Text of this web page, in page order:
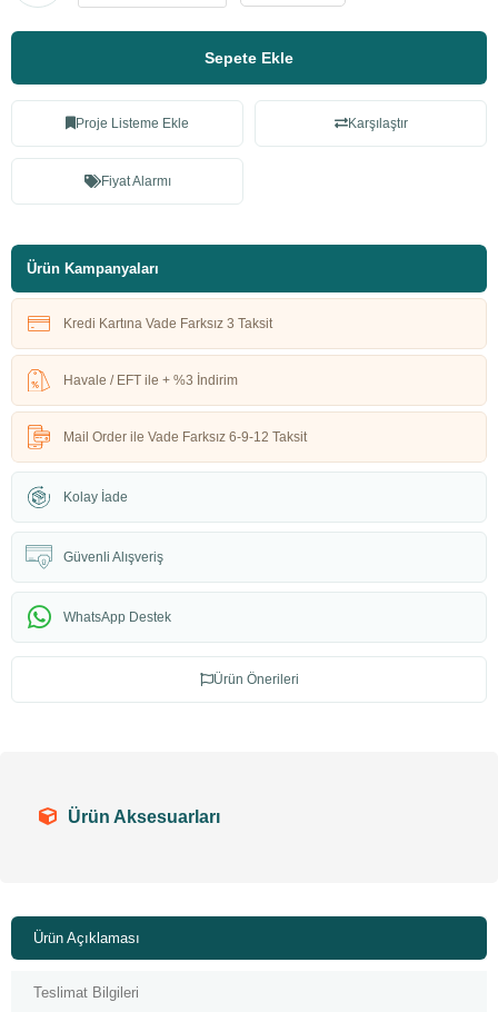
Sepete Ekle
Proje Listeme Ekle Karşılaştır
Fiyat Alarmı
Ürün Kampanyaları
Kredi Kartına Vade Farksız 3 Taksit
Havale / EFT ile + %3 İndirim
Mail Order ile Vade Farksız 6-9-12 Taksit
Kolay İade
Güvenli Alışveriş
WhatsApp Destek
Ürün Önerileri
Ürün Aksesuarları
Ürün Açıklaması
Teslimat Bilgileri